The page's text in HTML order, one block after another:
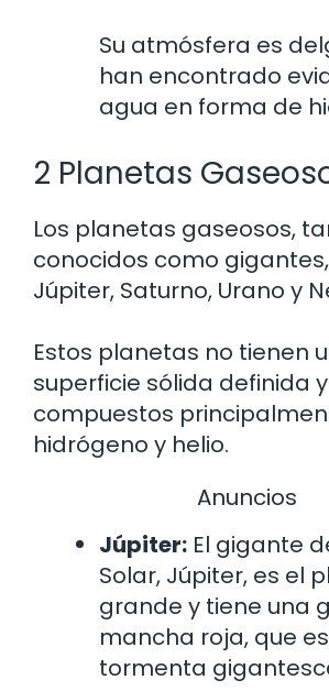
Su atmósfera es
han encontrado
agua en forma de
2 Planetas
Los planetas gaseosos,
conocidos como
Júpiter, Saturno, Urano y
Estos planetas no tienen
superficie sólida definida
compuestos
hidrógeno y helio.
Anuncios
Júpiter: El gigante
Solar, Júpiter, es el
grande y tiene una
mancha roja, que
tormenta